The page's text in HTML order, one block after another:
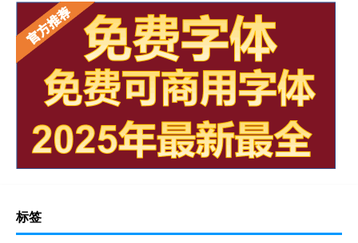
标签